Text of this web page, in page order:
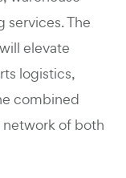
The
elevate
logistics,
combined
of both